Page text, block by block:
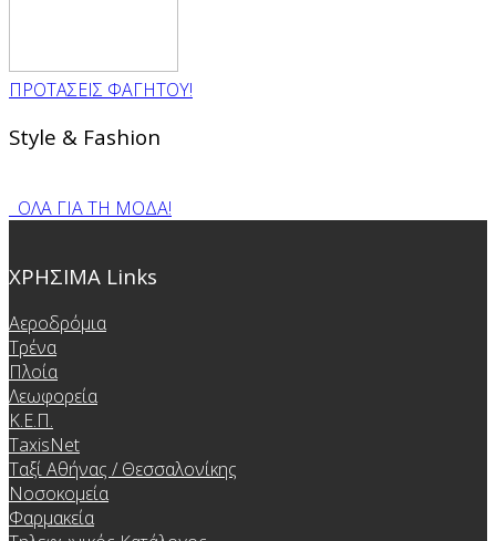
ΠΡΟΤΑΣΕΙΣ ΦΑΓΗΤΟΥ!
Style & Fashion
ΟΛΑ ΓΙΑ ΤΗ ΜΟΔΑ!
ΧΡΗΣΙΜΑ Links
Αεροδρόμια
Τρένα
Πλοία
Λεωφορεία
Κ.Ε.Π.
TaxisNet
Ταξί Αθήνας / Θεσσαλονίκης
Νοσοκομεία
Φαρμακεία